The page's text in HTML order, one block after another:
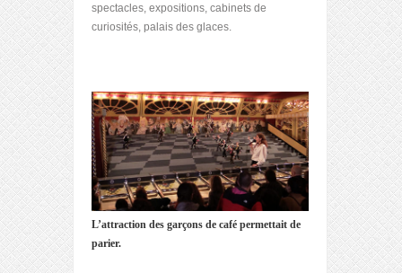
spectacles, expositions, cabinets de
curiosités, palais des glaces.
L’attraction des garçons de café permettait de
parier.